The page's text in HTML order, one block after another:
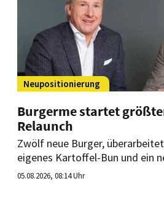
Neupositionierung
Burgerme startet
Relaunch
Zwölf neue Burger,
eigenes Kartoffel-Bun und ein
– Burgerme startet seinen
05.08.2026, 08:14 Uhr